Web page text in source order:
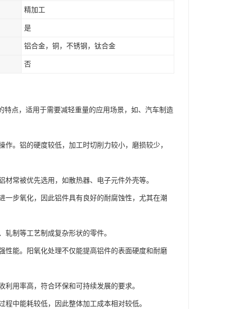
精加工
是
铝合金，铜，不锈钢，钛合金
否
点，适用于需要减轻重量的应用场景，如、汽车制造
。铝的硬度较低，加工时切削力较小，磨损较少，
常被优先选用，如散热器、电子元件外壳等。
步氧化，因此铝件具有良好的耐腐蚀性，尤其在潮
制等工艺制成复杂形状的零件。
能。阳氧化处理不仅能提高铝件的表面硬度和耐磨
用率高，符合环保和可持续发展的要求。
中能耗较低，因此整体加工成本相对较低。